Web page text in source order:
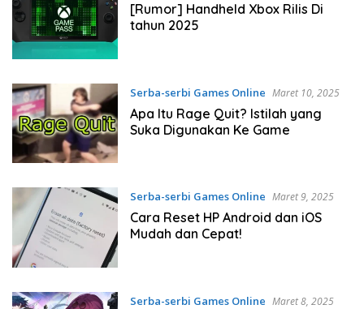
[Rumor] Handheld Xbox Rilis Di
tahun 2025
Serba-serbi Games Online Maret 10, 2025
Apa Itu Rage Quit? Istilah yang
Suka Digunakan Ke Game
Serba-serbi Games Online Maret 9, 2025
Cara Reset HP Android dan iOS
Mudah dan Cepat!
Serba-serbi Games Online Maret 8, 2025